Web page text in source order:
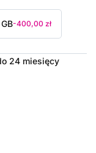
-400,00 zł
24 miesięcy